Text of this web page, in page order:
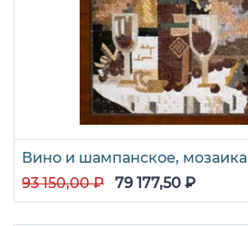
Вино и шампанское, мозаика
93 150,00 ₽
79 177,50 ₽